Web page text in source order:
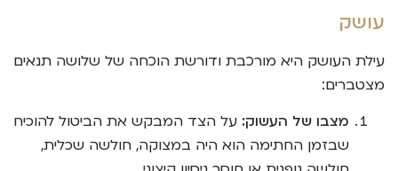
עושק
עילת העושק היא מורכבת ודורשת הוכחה של שלושה תנאים
מצטברים:
מצבו של העשוק: על הצד המבקש את הביטול להוכיח
שבזמן החתימה הוא היה במצוקה, חולשה שכלית,